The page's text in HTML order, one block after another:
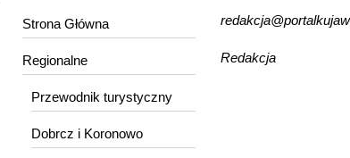
Strona Główna
Regionalne
Przewodnik turystyczny
Dobrcz i Koronowo
Redakcja